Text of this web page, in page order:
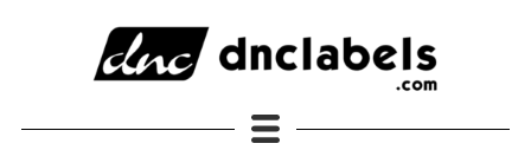
JERSEY DNC Labels Original